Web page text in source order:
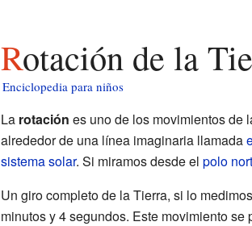
Rotación de la
Enciclopedia para niños
La rotación es uno de los movimientos de
alrededor de una línea imaginaria llamada
sistema solar. Si miramos desde el polo
Un giro completo de la Tierra, si lo
minutos y 4 segundos. Este movimiento se